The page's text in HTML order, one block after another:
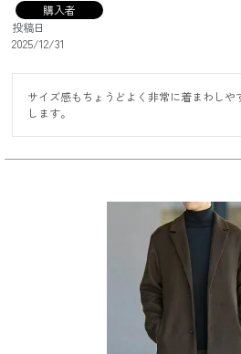
購入者
投稿日
2025/12/31
サイズ感もちょうどよく非常に着まわし
します。